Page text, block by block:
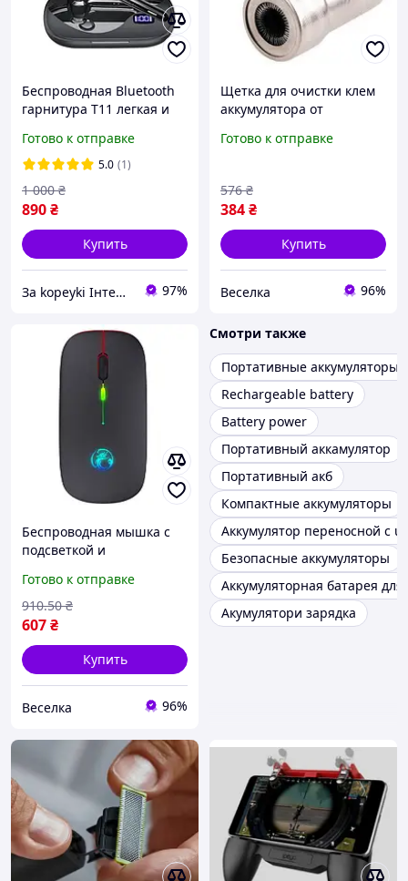
Беспроводная Bluetooth
гарнитура T11 легкая и
кейса 500 mAh
Готово к отправке
5.0 (1)
890₴
1 000 ₴
Купить
Зa kopeyki Інтернет магазин 97%
Щетка для очистки клем
аккумулятора от
удобная и эффективная
Готово к отправке
384₴
576 ₴
Купить
Веселка 96%
Беспроводная мышка с
подсветкой и
работы и учебы удобная
для офиса и дома FLAME
Готово к отправке
607₴
910.50 ₴
Купить
Веселка 96%
Смотри также
Портативные аккумуляторы
Rechargeable battery
Battery power
Портативный аккамулятор
Портативный акб
Компактные аккумуляторы
Аккумулятор переносной с
Безопасные аккумуляторы
Аккумуляторная батарея
Акумулятори зарядка